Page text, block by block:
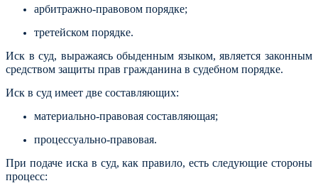
арбитражно-правовом порядке;
третейском порядке.
Иск в суд, выражаясь обыденным языком, является законным
средством защиты прав гражданина в судебном порядке.
Иск в суд имеет две составляющих:
материально-правовая составляющая;
процессуально-правовая.
При подаче иска в суд, как правило, есть следующие стороны
процесс: